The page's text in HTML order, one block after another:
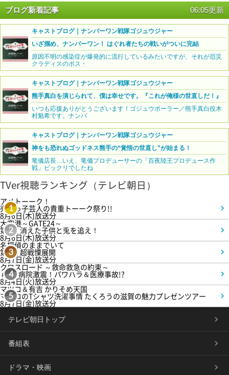
ブログ新着記事 06:05更新
キャストブログ｜ナンバーワン戦隊ゴジュウジャー
いざ掴め、ナンバーワン！ はぐれ者たちの戦いがついに完結
原因不明の感染症が爆発的に流行しているみたいですが、それが厄災
クラディスのボス・
キャストブログ｜ナンバーワン戦隊ゴジュウジャー
熊手真白を演じられて、僕は幸せです。『これが俺様の世直しだ！』
いつも応援ありがとうございます！ゴジュウポーラー／熊手真白役木
村魁希です。ナンバ
キャストブログ｜ナンバーワン戦隊ゴジュウジャー
神をも恐れぬゴッドネス熊手の“覚悟の世直し”が始まる！
竜儀店長…いえ、竜儀プロデューサーの「百夜陸王プロデュース作
戦」ビックリでしたね
TVer視聴ランキング（テレビ朝日）
1
アメトーーク！
売れっ子芸人の貴重トーーク祭り!!
8月6日(木)放送分
2
大空港～GATE24～
第3話 消えた子供と兎を追え！
8月6日(木)放送分
3
名探偵のままでいて
第4話 超戦慄展開
8月7日(金)放送分
4
クロスロード ～救命救急の約束～
＃5 病院激震！パワハラ＆医療事故!?
8月4日(火)放送分
5
マツコ＆有吉 かりそめ天国
マツコのTシャツ洗濯事情 たくろうの滋賀の魅力プレゼンツアー
8月7日(金)放送分
テレビ朝日トップ
番組表
ドラマ・映画